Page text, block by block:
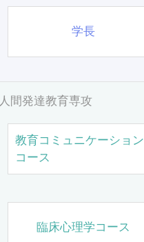
学長
人間発達教育専攻
教育コミュニケーション
コース
臨床心理学コース